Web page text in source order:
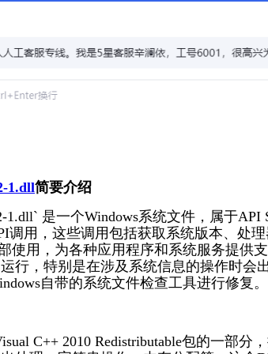
1.dll简要介绍
1.dll` 是一个Windows系统文件，属于
调用，这些调用包括获取系统版本、处
使用，为各种应用程序和系统服务提供
行，特别是在涉及系统信息的操作时会
自带的系统文件检查工具进行修复。
C++ 2010 Redistributable包的一部